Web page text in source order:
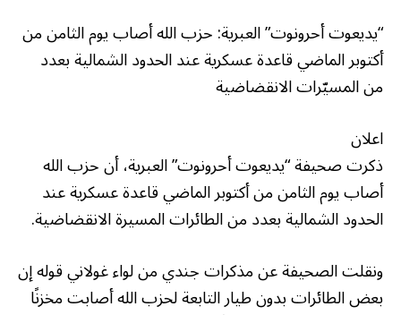
“يديعوت أحرونوت” العبرية: حزب الله أصاب يوم الثامن من
أكتوبر الماضي قاعدة عسكرية عند الحدود الشمالية بعدد
من المسيّرات الانقضاضية
اعلان
ذكرت صحيفة “يديعوت أحرونوت” العبرية، أن حزب الله
أصاب يوم الثامن من أكتوبر الماضي قاعدة عسكرية عند
الحدود الشمالية بعدد من الطائرات المسيرة الانقضاضية.
ونقلت الصحيفة عن مذكرات جندي من لواء غولاني قوله إن
بعض الطائرات بدون طيار التابعة لحزب الله أصابت مخزنًا